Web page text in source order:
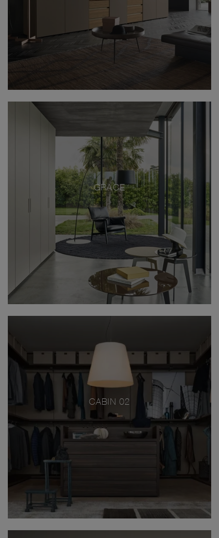
GRACE
CABIN 02